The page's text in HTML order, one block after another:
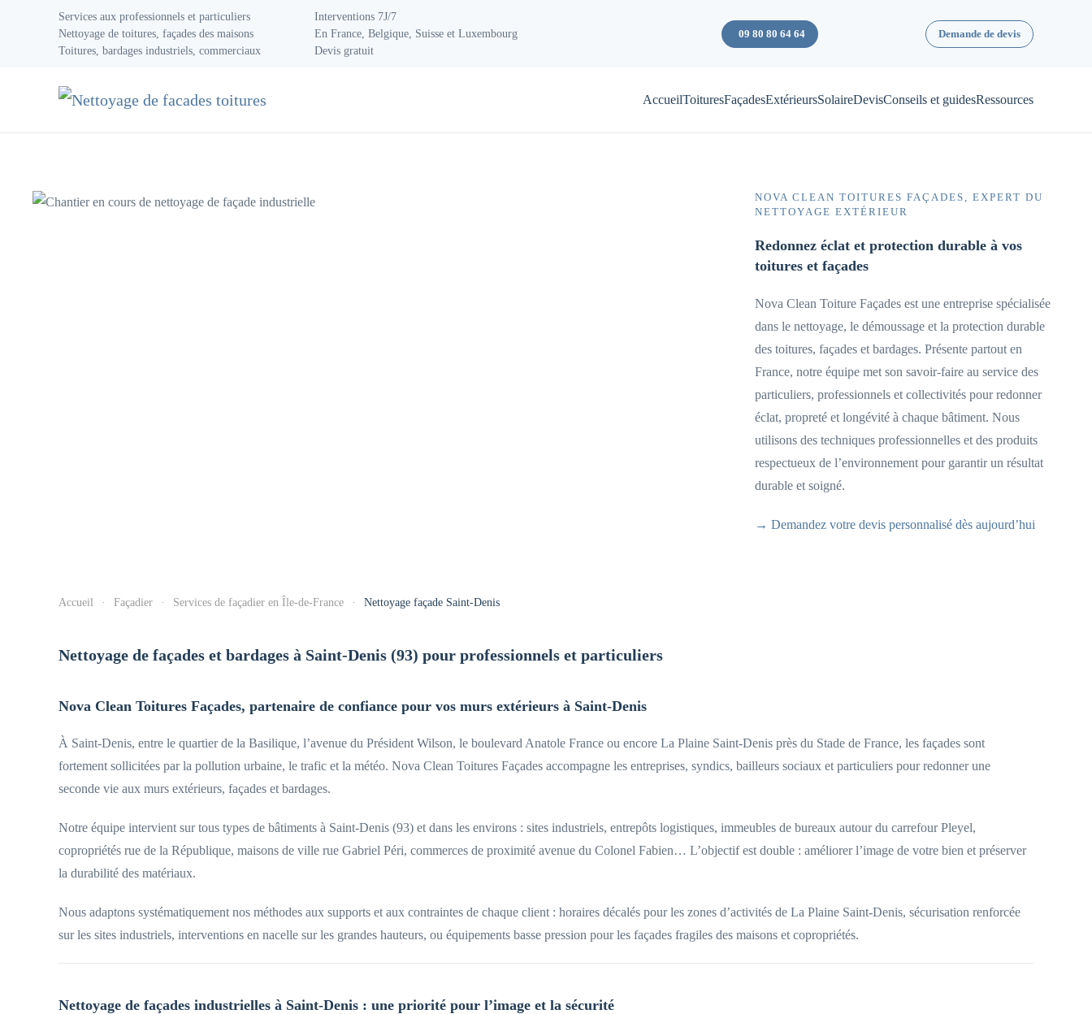
Accéder au contenu principal
Services aux professionnels et particuliers
Nettoyage de toitures, façades des maisons
Toitures, bardages industriels, commerciaux
Interventions 7J/7
En France, Belgique, Suisse et Luxembourg
Devis gratuit
09 80 80 64 64 Demande de devis
AccueilToituresFaçadesExtérieursSolaireDevisConseils et guidesRessources
NOVA CLEAN TOITURES FAÇADES, EXPERT DU
NETTOYAGE EXTÉRIEUR
Redonnez éclat et protection durable à vos
toitures et façades
Nova Clean Toiture Façades est une entreprise spécialisée
dans le nettoyage, le démoussage et la protection durable
des toitures, façades et bardages. Présente partout en
France, notre équipe met son savoir-faire au service des
particuliers, professionnels et collectivités pour redonner
éclat, propreté et longévité à chaque bâtiment. Nous
utilisons des techniques professionnelles et des produits
respectueux de l’environnement pour garantir un résultat
durable et soigné.
→ Demandez votre devis personnalisé dès aujourd’hui
Accueil Façadier Services de façadier en Île-de-France Nettoyage façade Saint-Denis
Nettoyage de façades et bardages à Saint-Denis (93) pour professionnels et particuliers
Nova Clean Toitures Façades, partenaire de confiance pour vos murs extérieurs à Saint-Denis
À Saint-Denis, entre le quartier de la Basilique, l’avenue du Président Wilson, le boulevard Anatole France ou encore La Plaine Saint-Denis près du Stade de France, les façades sont
fortement sollicitées par la pollution urbaine, le trafic et la météo. Nova Clean Toitures Façades accompagne les entreprises, syndics, bailleurs sociaux et particuliers pour redonner une
seconde vie aux murs extérieurs, façades et bardages.
Notre équipe intervient sur tous types de bâtiments à Saint-Denis (93) et dans les environs : sites industriels, entrepôts logistiques, immeubles de bureaux autour du carrefour Pleyel,
copropriétés rue de la République, maisons de ville rue Gabriel Péri, commerces de proximité avenue du Colonel Fabien… L’objectif est double : améliorer l’image de votre bien et préserver
la durabilité des matériaux.
Nous adaptons systématiquement nos méthodes aux supports et aux contraintes de chaque client : horaires décalés pour les zones d’activités de La Plaine Saint-Denis, sécurisation renforcée
sur les sites industriels, interventions en nacelle sur les grandes hauteurs, ou équipements basse pression pour les façades fragiles des maisons et copropriétés.
Nettoyage de façades industrielles à Saint-Denis : une priorité pour l’image et la sécurité